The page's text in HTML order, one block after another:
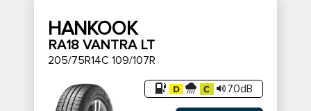
HANKOOK
RA18 VANTRA LT
205/75R14C 109/107R
70dB